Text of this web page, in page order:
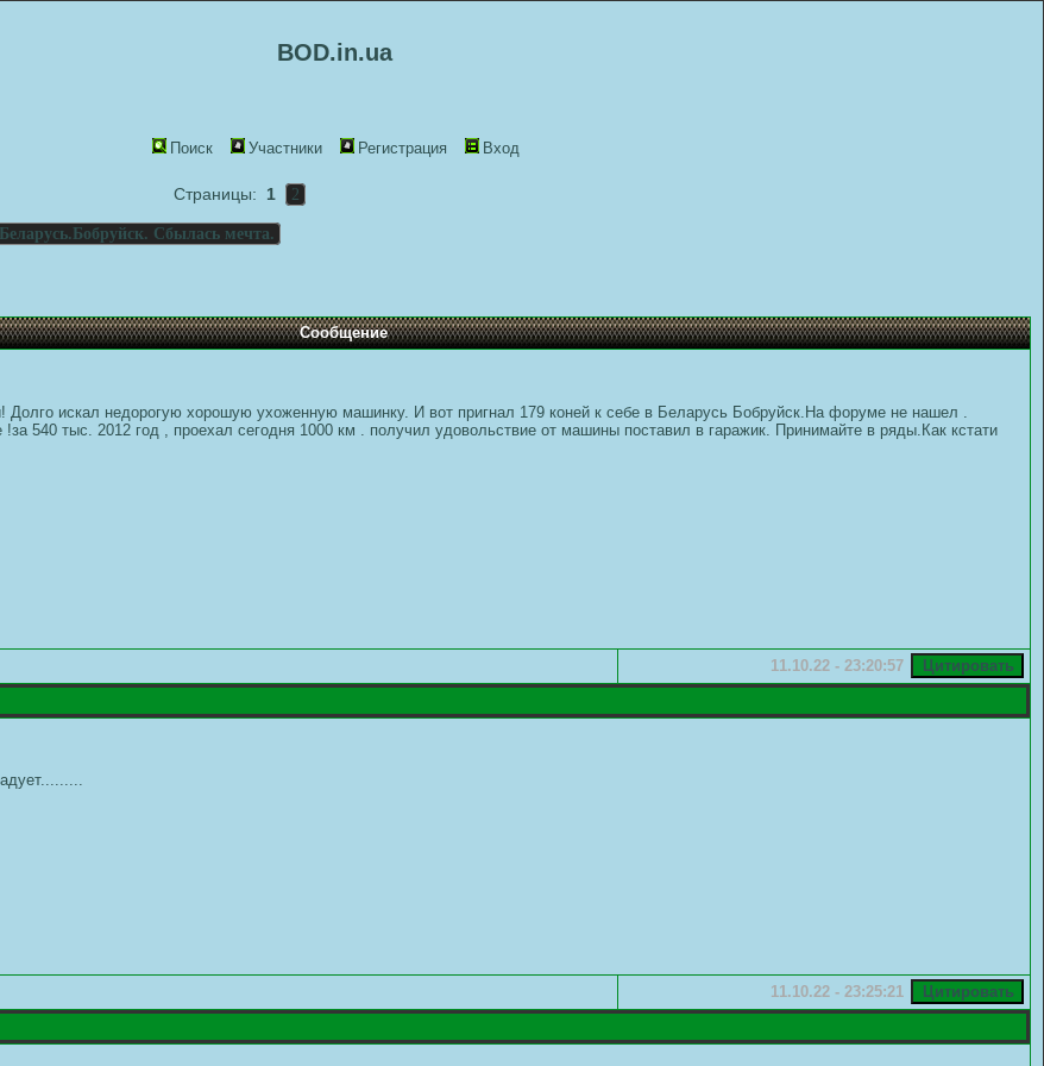
BOD.in.ua
Поиск Участники Регистрация Вход
Страницы: 1 2
Беларусь.Бобруйск. Сбылась мечта.
Сообщение
Долго искал недорогую хорошую ухоженную машинку. И вот пригнал 179 коней к себе в Беларусь Бобруйск.На форуме не нашел .
540 тыс. 2012 год , проехал сегодня 1000 км . получил удовольствие от машины поставил в гаражик. Принимайте в ряды.Как кстати
11.10.22 - 23:20:57
11.10.22 - 23:25:21